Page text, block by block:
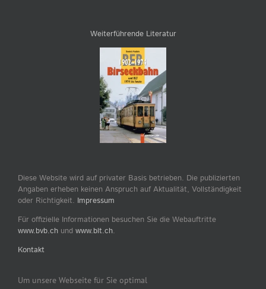
Weiterführende Literatur
Diese Website wird auf privater Basis betrieben. Die publizierten
Angaben erheben keinen Anspruch auf Aktualität, Vollständigkeit
oder Richtigkeit. Impressum
Für offizielle Informationen besuchen Sie die Webauftritte
www.bvb.ch und www.blt.ch.
Kontakt
Um unsere Webseite für Sie optimal